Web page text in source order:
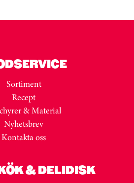
Sortiment
Recept
& Material
Nyhetsbrev
Kontakta oss
& DELIDISK